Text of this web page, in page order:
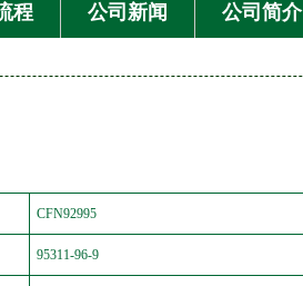
程 公司新闻 公司简介
CFN92995
95311-96-9